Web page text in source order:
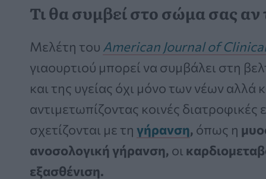
Τι θα συμβεί στο σώμα σας αν
Μελέτη του American Journal of
γιαουρτιού μπορεί να συμβάλει στη
και της υγείας όχι μόνο των νέων αλλά
αντιμετωπίζοντας κοινές διατροφικές
σχετίζονται με τη γήρανση, όπως η
ανοσολογική γήρανση, οι
εξασθένιση.